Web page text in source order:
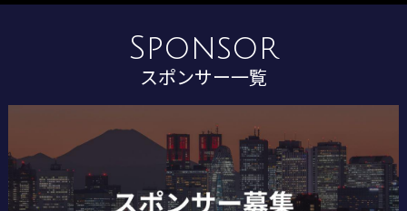
Sponsor
スポンサー一覧